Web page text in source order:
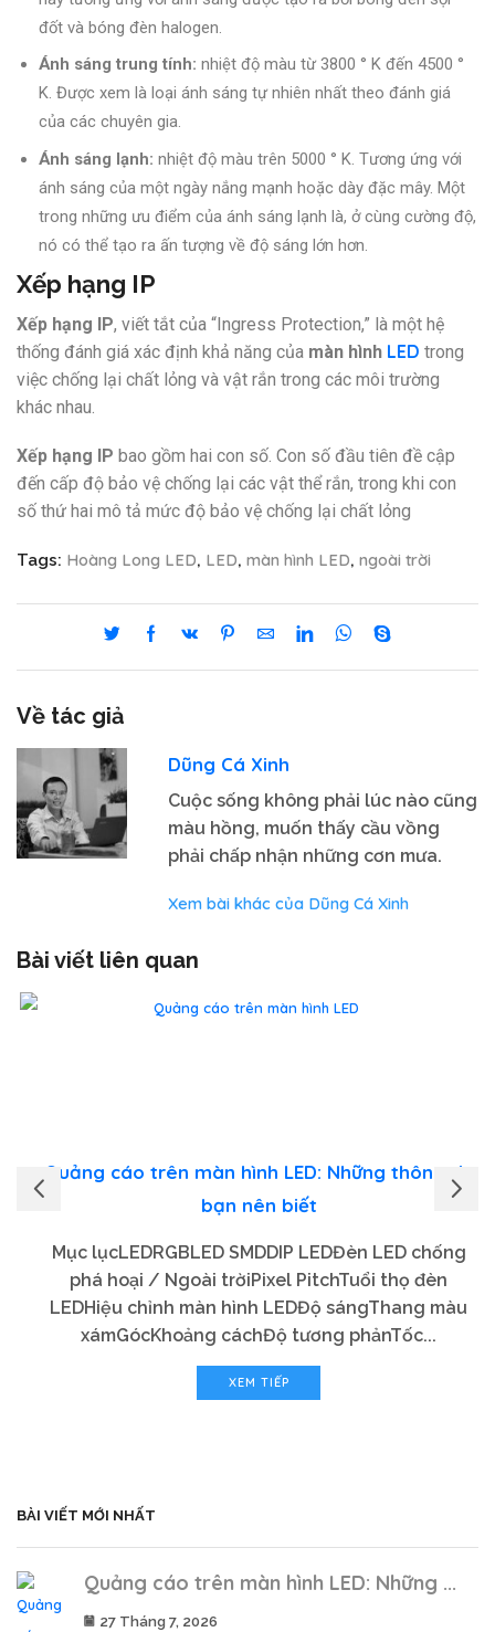
đốt và bóng đèn halogen.
Ánh sáng trung tính: nhiệt độ màu từ 3800 ° K đến 4500 °
K. Được xem là loại ánh sáng tự nhiên nhất theo đánh giá
của các chuyên gia.
Ánh sáng lạnh: nhiệt độ màu trên 5000 ° K. Tương ứng với
ánh sáng của một ngày nắng mạnh hoặc dày đặc mây. Một
trong những ưu điểm của ánh sáng lạnh là, ở cùng cường độ,
nó có thể tạo ra ấn tượng về độ sáng lớn hơn.
Xếp hạng IP
Xếp hạng IP, viết tắt của “Ingress Protection,” là một hệ
thống đánh giá xác định khả năng của màn hình LED trong
việc chống lại chất lỏng và vật rắn trong các môi trường
khác nhau.
Xếp hạng IP bao gồm hai con số. Con số đầu tiên đề cập
đến cấp độ bảo vệ chống lại các vật thể rắn, trong khi con
số thứ hai mô tả mức độ bảo vệ chống lại chất lỏng
Tags: Hoàng Long LED, LED, màn hình LED, ngoài trời
Về tác giả
Dũng Cá Xinh
Cuộc sống không phải lúc nào cũng
màu hồng, muốn thấy cầu vồng
phải chấp nhận những cơn mưa.
Xem bài khác của Dũng Cá Xinh
Bài viết liên quan
Quảng cáo trên màn hình LED: Những thông tin
bạn nên biết
Mục lụcLEDRGBLED SMDDIP LEDĐèn LED chống
phá hoại / Ngoài trờiPixel PitchTuổi thọ đèn
LEDHiệu chỉnh màn hình LEDĐộ sángThang màu
xámGócKhoảng cáchĐộ tương phảnTốc...
XEM TIẾP
BÀI VIẾT MỚI NHẤT
Quảng cáo trên màn hình LED: Những ...
27 Tháng 7, 2026